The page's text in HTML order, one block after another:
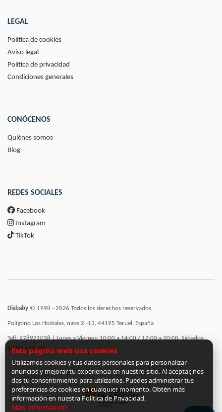
LEGAL
Política de cookies
Aviso legal
Política de privacidad
Condiciones generales
CONÓCENOS
Quiénes somos
Blog
REDES SOCIALES
Facebook
Instagram
TikTok
Disbaby © 1998 - 2026 Todos los derechos reservados.
Polígono Los Hostales, nave 2 -13, 44195 Teruel, España
Telf: 978971038 | Lunes a Viernes: 10:00 a 14:00 / 17:00 a 20:00, Sábados:
10:00 a 14:00
Incorporación de funcionalidades semánticas a la web subvencionadas por:
Esta página web usa cookies
Utilizamos cookies y tus datos personales para personalizar
anuncios y mejorar tu experiencia en nuestro sitio. Al aceptar, nos
das tu consentimiento para utilizarlos. Puedes administrar tus
preferencias de cookies en cualquier momento. Obtén más
información en nuestra Política de Privacidad.
Más información